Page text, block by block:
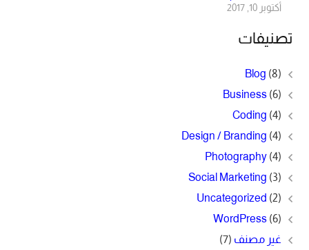
أكتوبر 10, 2017
تصنيفات
Blog (8)
Business (6)
Coding (4)
Design / Branding (4)
Photography (4)
Social Marketing (3)
Uncategorized (2)
WordPress (6)
غير مصنف (7)